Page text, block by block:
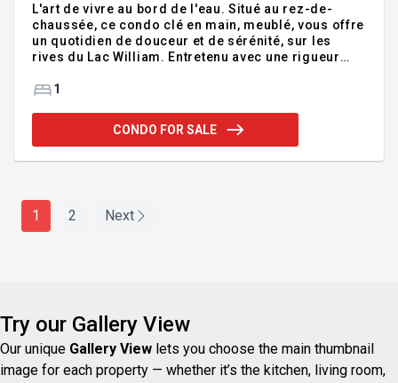
L'art de vivre au bord de l'eau. Situé au rez-de-
chaussée, ce condo clé en main, meublé, vous offre
un quotidien de douceur et de sérénité, sur les
rives du Lac William. Entretenu avec une rigueur
terrasse invitante et un accès au lac...comme une
êtes privilégiés, vous faites partie des quelques
chanceux à bénéficier d'un espace au quai, d'un
paisible
1
CONDO FOR SALE
1 2 Next
Try our Gallery View
Our unique Gallery View lets you choose the main thumbnail
image for each property — whether it’s the kitchen, living room,